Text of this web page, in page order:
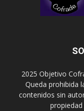
2025 Objetivo
Queda prohibida
contenidos sin